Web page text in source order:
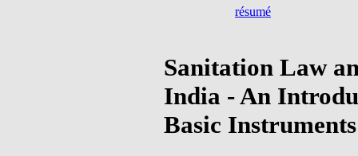
résumé
Sanitation Law
India - An
Basic Instruments